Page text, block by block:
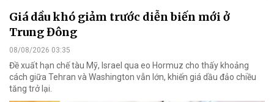
Giá dầu khó giảm trước diễn biến mới ở
Trung Đông
08/08/2026 03:35
Đề xuất hạn chế tàu Mỹ, Israel qua eo Hormuz cho thấy khoảng
cách giữa Tehran và Washington vẫn lớn, khiến giá dầu đảo chiều
tăng trở lại.